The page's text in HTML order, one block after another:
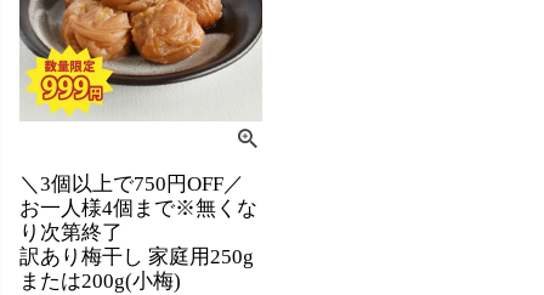
＼3個以上で750円OFF／
お一人様4個まで※無くな
り次第終了
訳あり梅干し 家庭用250g
または200g(小梅)